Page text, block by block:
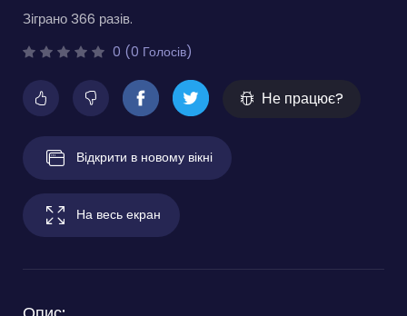
Зіграно 366 разів.
0 (0 Голосів)
Не працює?
Відкрити в новому вікні
На весь екран